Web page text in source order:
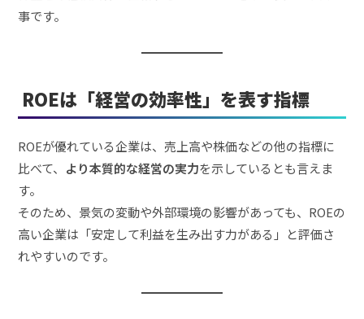
事です。
ROEは「経営の効率性」を表す指標
ROEが優れている企業は、売上高や株価などの他の指標に
比べて、 より本質的な経営の実力を示しているとも言えま
す。
そのため、景気の変動や外部環境の影響があっても、ROEの
高い企業は「安定して利益を生み出す力がある」と評価さ
れやすいのです。